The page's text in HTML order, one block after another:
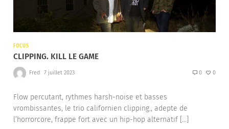
FOCUS
CLIPPING. KILL LE GAME
Fred 7 juillet 2023 0 0
Flow percutant, rythmes harsh-noise et basses
vrombissantes, le trio californien clipping., adepte de
l’horrorcore, frappe fort avec un hip-hop alternatif […]